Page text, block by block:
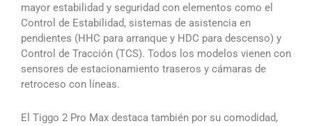
mayor estabilidad y seguridad con elementos como el
Control de Estabilidad, sistemas de asistencia en
pendientes (HHC para arranque y HDC para descenso) y
Control de Tracción (TCS). Todos los modelos vienen con
sensores de estacionamiento traseros y cámaras de
retroceso con líneas.
El Tiggo 2 Pro Max destaca también por su comodidad,